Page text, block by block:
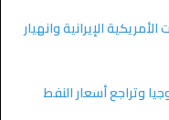
الإيرانية وانهيار
وتراجع أسعار النفط